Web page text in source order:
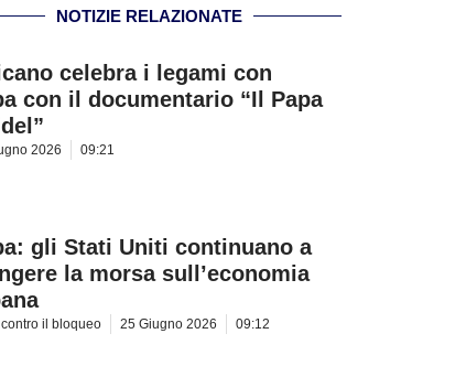
NOTIZIE RELAZIONATE
celebra i legami con
con il documentario “Il Papa
2026 09:21
gli Stati Uniti continuano a
la morsa sull’economia
il bloqueo 25 Giugno 2026 09:12